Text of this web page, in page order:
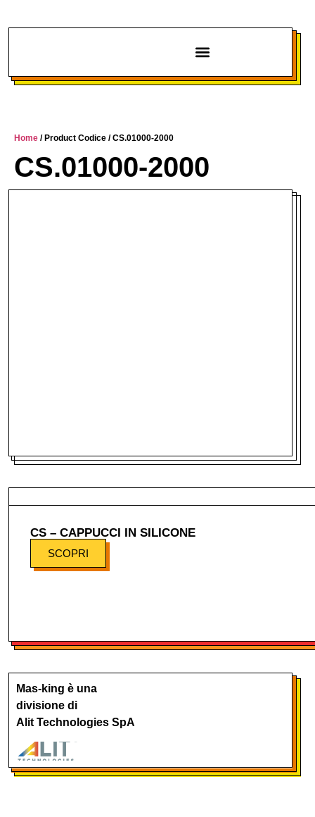
Home / Product Codice / CS.01000-2000
CS.01000-2000
CS – CAPPUCCI IN SILICONE
SCOPRI
Mas-king è una
divisione di
Alit Technologies SpA